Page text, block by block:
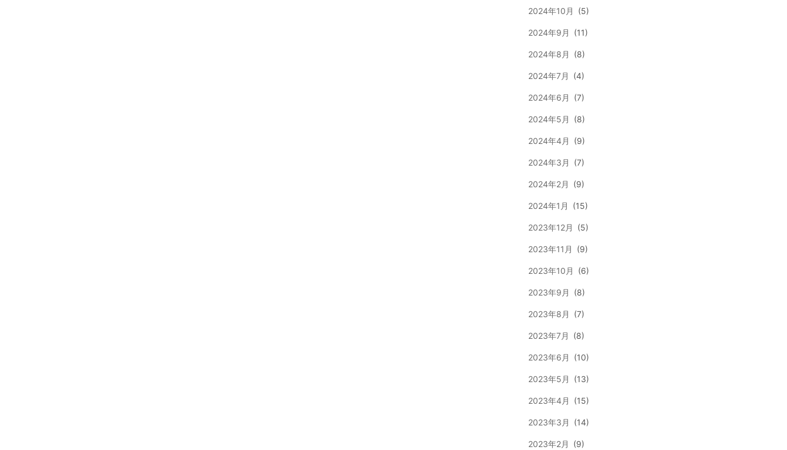
2024年10月 (5)
2024年9月 (11)
2024年8月 (8)
2024年7月 (4)
2024年6月 (7)
2024年5月 (8)
2024年4月 (9)
2024年3月 (7)
2024年2月 (9)
2024年1月 (15)
2023年12月 (5)
2023年11月 (9)
2023年10月 (6)
2023年9月 (8)
2023年8月 (7)
2023年7月 (8)
2023年6月 (10)
2023年5月 (13)
2023年4月 (15)
2023年3月 (14)
2023年2月 (9)